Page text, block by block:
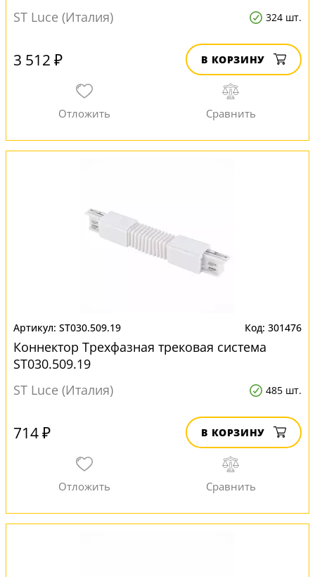
ST Luce (Италия)
324 шт.
3 512 ₽ В КОРЗИНУ
ST030.509.19 301476
Коннектор Трехфазная трековая система
ST030.509.19
ST Luce (Италия)
485 шт.
714 ₽ В КОРЗИНУ